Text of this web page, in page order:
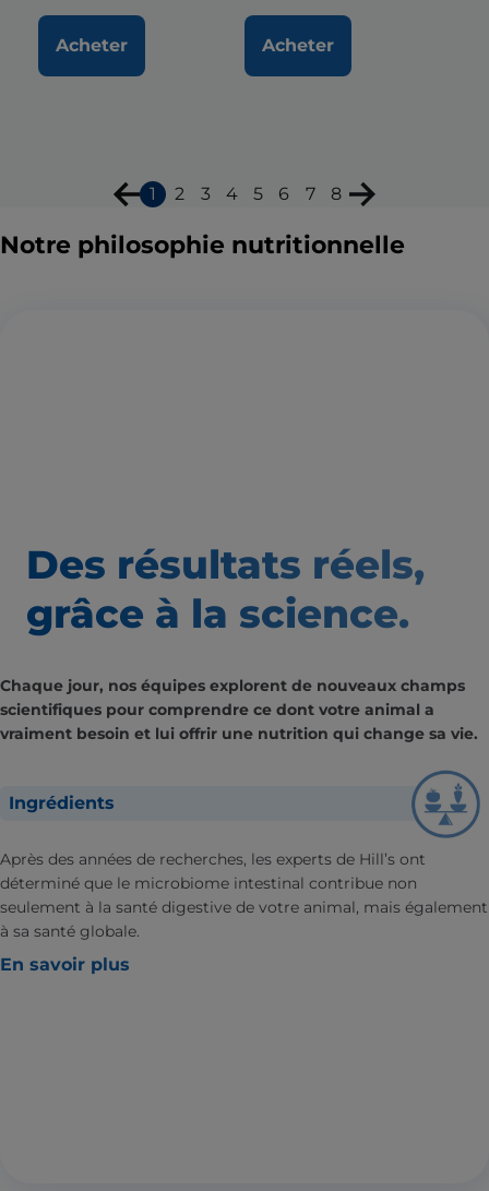
Acheter Acheter
1 2 3 4 5 6 7 8
Notre philosophie nutritionnelle
Des résultats réels,
grâce à la science.
Chaque jour, nos équipes explorent de nouveaux champs
scientifiques pour comprendre ce dont votre animal a
vraiment besoin et lui offrir une nutrition qui change sa vie.
Ingrédients
Après des années de recherches, les experts de Hill’s ont
déterminé que le microbiome intestinal contribue non
seulement à la santé digestive de votre animal, mais également
à sa santé globale.
En savoir plus